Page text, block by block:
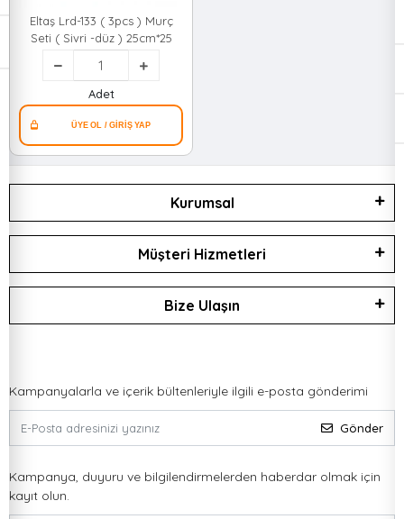
Eltaş Lrd-133 ( 3pcs ) Murç
Seti ( Sivri -düz ) 25cm*25
Adet
Kurumsal
Müşteri Hizmetleri
Bize Ulaşın
Kampanyalarla ve içerik bültenleriyle ilgili e-posta gönderimi
Gönder
Kampanya, duyuru ve bilgilendirmelerden haberdar olmak için
kayıt olun.